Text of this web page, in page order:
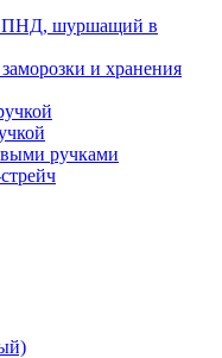
ПНД, шуршащий в
и хранения
ручками